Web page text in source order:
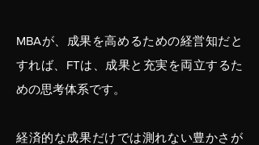
​MBAが、成果を高めるための経営知だと
すれば、FTは、成果と充実を両立するた
めの思考体系です。
経済的な成果だけでは測れない豊かさが